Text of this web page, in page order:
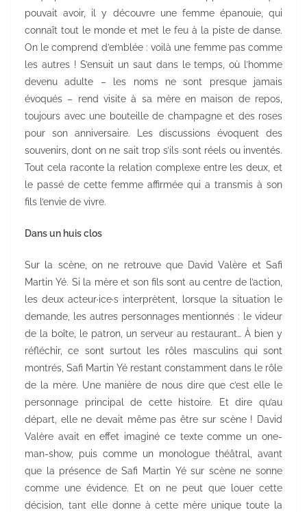
pouvait avoir, il y découvre une femme épanouie, qui
connaît tout le monde et met le feu à la piste de danse.
On le comprend d’emblée : voilà une femme pas comme
les autres ! S’ensuit un saut dans le temps, où l’homme
devenu adulte – les noms ne sont presque jamais
évoqués – rend visite à sa mère en maison de repos,
toujours avec une bouteille de champagne et des roses
pour son anniversaire. Les discussions évoquent des
souvenirs, dont on ne sait trop s’ils sont réels ou inventés.
Tout cela raconte la relation complexe entre les deux, et
le passé de cette femme affirmée qui a transmis à son
fils l’envie de vivre.
Dans un huis clos
Sur la scène, on ne retrouve que David Valère et Safi
Martin Yé. Si la mère et son fils sont au centre de l’action,
les deux acteur·ice·s interprètent, lorsque la situation le
demande, les autres personnages mentionnés : le videur
de la boîte, le patron, un serveur au restaurant… À bien y
réfléchir, ce sont surtout les rôles masculins qui sont
montrés, Safi Martin Yé restant constamment dans le rôle
de la mère. Une manière de nous dire que c’est elle le
personnage principal de cette histoire. Et dire qu’au
départ, elle ne devait même pas être sur scène ! David
Valère avait en effet imaginé ce texte comme un one-
man-show, puis comme un monologue théâtral, avant
que la présence de Safi Martin Yé sur scène ne sonne
comme une évidence. Et on ne peut que louer cette
décision, tant elle donne à cette mère unique toute la